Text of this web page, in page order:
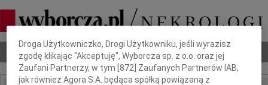
Nekrologi Odeszli Poradnik pogrzebowy
Dbamy o Twoją prywatność
Droga Użytkowniczko, Drogi Użytkowniku, jeśli wyrazisz
zgodę klikając "Akceptuję", Wyborcza sp. z o.o. oraz jej
Zaufani Partnerzy, w tym [872 ] Zaufanych Partnerów IAB,
jak również Agora S.A. będąca spółką powiązaną z